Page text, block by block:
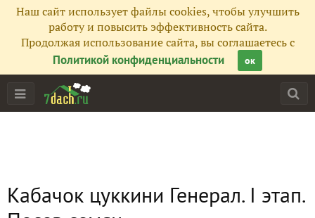
Наш сайт использует файлы cookies, чтобы улучшить
работу и повысить эффективность сайта.
Продолжая использование сайта, вы соглашаетесь с
Политикой конфиденциальности
ок
Кабачок цуккини Генерал. I этап.